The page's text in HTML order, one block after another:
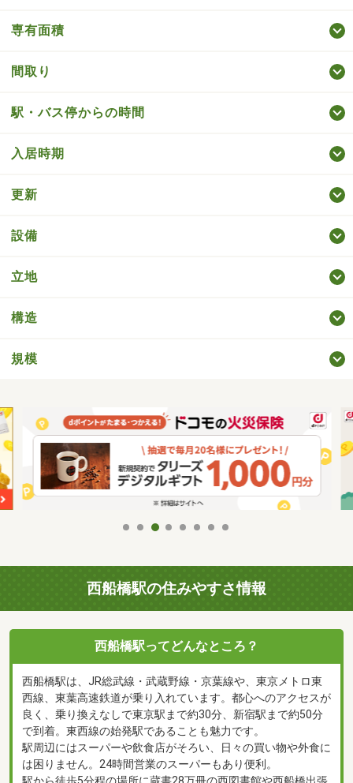
専有面積
間取り
駅・バス停からの時間
入居時期
更新
設備
立地
構造
規模
西船橋駅の住みやすさ情報
西船橋駅ってどんなところ？
西船橋駅は、JR総武線・武蔵野線・京葉線や、東京メトロ東
西線、東葉高速鉄道が乗り入れています。都心へのアクセスが
良く、乗り換えなしで東京駅まで約30分、新宿駅まで約50分
で到着。東西線の始発駅であることも魅力です。
駅周辺にはスーパーや飲食店がそろい、日々の買い物や外食に
は困りません。24時間営業のスーパーもあり便利。
駅から徒歩5分程の場所に蔵書28万冊の西図書館や西船橋出張